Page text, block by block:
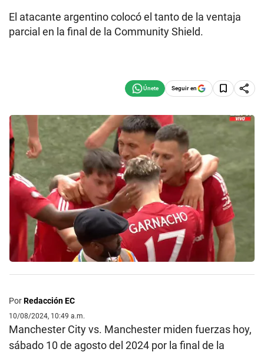
El atacante argentino colocó el tanto de la ventaja
parcial en la final de la Community Shield.
Seguir en
PorRedacción EC
10/08/2024, 10:49 a.m.
Manchester City vs. Manchester miden fuerzas hoy,
sábado 10 de agosto del 2024 por la final de la